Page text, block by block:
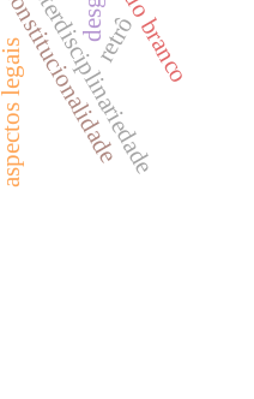
constitucionalidade
aspectos legaisinterdisciplinariedade
retrô